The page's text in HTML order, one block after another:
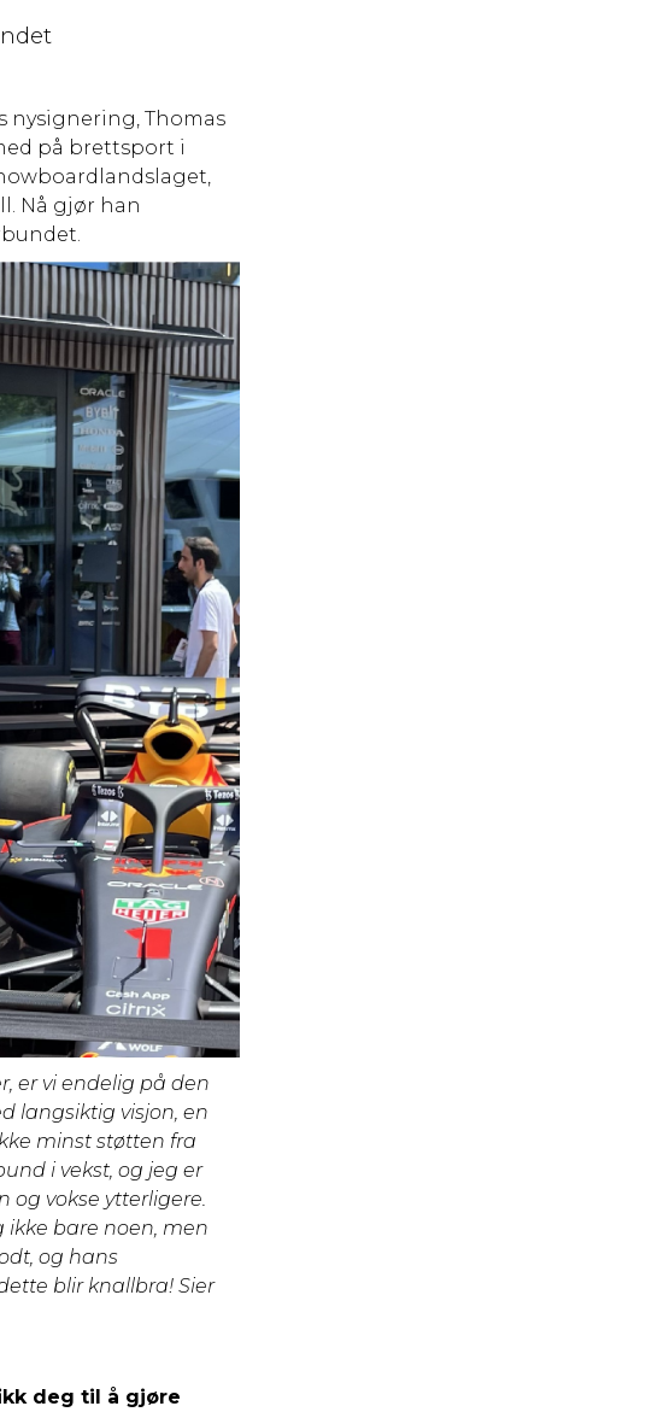
nysignering, Thomas
på brettsport i
Nå gjør han
er vi endelig på den
langsiktig visjon, en
minst støtten fra
i vekst, og jeg er
og vokse ytterligere.
ikke bare noen, men
og hans
blir knallbra! Sier
deg til å gjøre